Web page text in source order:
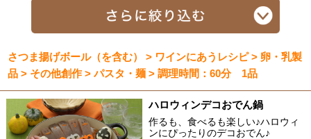
さつま揚げボール（を含む） > ワインにあうレシピ > 卵・乳製
品 > その他創作 > パスタ・麺 > 調理時間：60分 1品
ハロウィンデコおでん鍋
作るも、食べるも楽しい♪ハロウィ
ンにぴったりのデコおでん♪